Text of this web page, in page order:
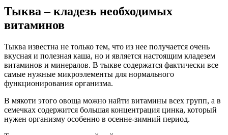
Тыква – кладезь необходимых
витаминов
Тыква известна не только тем, что из нее получается очень
вкусная и полезная каша, но и является настоящим кладезем
витаминов и минералов. В тыкве содержатся фактически все
самые нужные микроэлементы для нормального
функционирования организма.
В мякоти этого овоща можно найти витамины всех групп, а в
семечках содержится большая концентрация цинка, который
нужен организму особенно в осенне-зимний период.